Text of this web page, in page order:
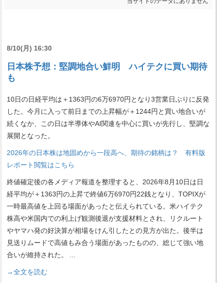
8/10(月) 16:30
日本株予想：堅調地合い鮮明 ハイテクに買い期待
も
10日の日経平均は＋1363円の6万6970円となり3営業日ぶりに反発
した。今月に入って前日までの上昇幅が＋1244円と買い地合いが
続くなか、この日は半導体やAI関連を中心に買いが先行し、堅調な
展開となった。
2026年の日本株は地固めから一段高へ、期待の銘柄は？ 有料版
レポート閲覧はこちら
終値確定後の各メディア報道を整理すると、2026年8月10日は日
経平均が＋1363円の上昇で終値6万6970円22銭となり、TOPIXが
一時最高値を上回る場面があったと伝えられている。米ハイテク
株高や米国内での利上げ観測後退が支援材料とされ、リクルート
やヤマハ発の好決算が相場をけん引したとの見方が出た。後半は
見送りムードで高値もみ合う場面があったものの、総じて強い地
合いが維持された。
→全文を読む